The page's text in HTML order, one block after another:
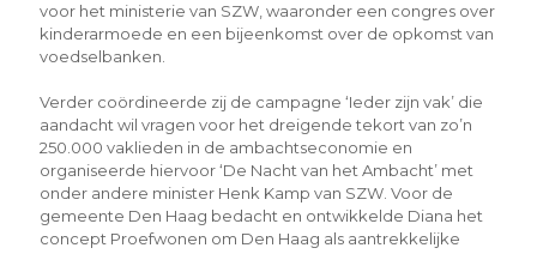
voor het ministerie van SZW, waaronder een congres over
kinderarmoede en een bijeenkomst over de opkomst van
voedselbanken.
Verder coördineerde zij de campagne ‘Ieder zijn vak’ die
aandacht wil vragen voor het dreigende tekort van zo’n
250.000 vaklieden in de ambachtseconomie en
organiseerde hiervoor ‘De Nacht van het Ambacht’ met
onder andere minister Henk Kamp van SZW. Voor de
gemeente Den Haag bedacht en ontwikkelde Diana het
concept Proefwonen om Den Haag als aantrekkelijke